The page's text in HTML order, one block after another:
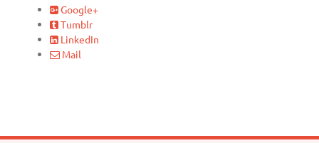
Google+
Tumblr
LinkedIn
Mail